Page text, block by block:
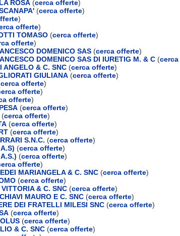
ROSA (cerca offerte)
(cerca offerte)
)
offerte)
TOMASO (cerca offerte)
offerte)
DOMENICO SAS (cerca offerte)
DOMENICO SAS DI IURETIG M. & C (
ANGELO & C. SNC (cerca offerte)
GIULIANA (cerca offerte)
cerca offerte)
offerte)
offerte)
(cerca offerte)
(cerca offerte)
(cerca offerte)
(cerca offerte)
S.N.C. (cerca offerte)
(cerca offerte)
(cerca offerte)
offerte)
MARIANGELA & C. SNC (cerca offerte)
(cerca offerte)
& C. SNC (cerca offerte)
MAURO E C. SNC (cerca offerte)
DEI FRATELLI MILESI SNC (cerca offerte)
(cerca offerte)
(cerca offerte)
& C. SNC (cerca offerte)